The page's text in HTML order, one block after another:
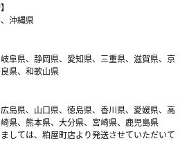
沖縄県
阜県、静岡県、愛知県、三重県、滋賀県、京
県、和歌山県
島県、山口県、徳島県、香川県、愛媛県、高
県、熊本県、大分県、宮崎県、鹿児島県
しては、粕屋町店より発送させていただいて